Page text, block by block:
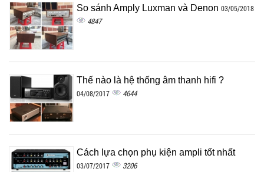
So sánh Amply Luxman và Denon 03/05/2018
4847
Thế nào là hệ thống âm thanh hifi ?
04/08/2017 4644
Cách lựa chọn phụ kiện ampli tốt nhất
03/07/2017 3206